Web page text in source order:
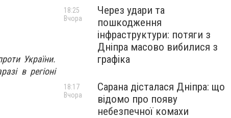
України.
в регіоні
Через удари та
пошкодження
інфраструктури: потяги з
Дніпра масово вибилися з
графіка
18:25
Вчора
Сарана дісталася Дніпра: що
відомо про появу
небезпечної комахи
18:17
Вчора